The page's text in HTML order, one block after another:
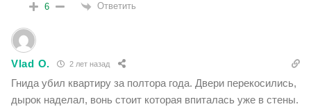
6 Ответить
Vlad O. 2 лет назад
Гнида убил квартиру за полтора года. Двери перекосились,
дырок наделал, вонь стоит которая впиталась уже в стены.